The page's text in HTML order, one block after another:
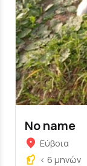
No name
Εύβοια
< 6 μηνών